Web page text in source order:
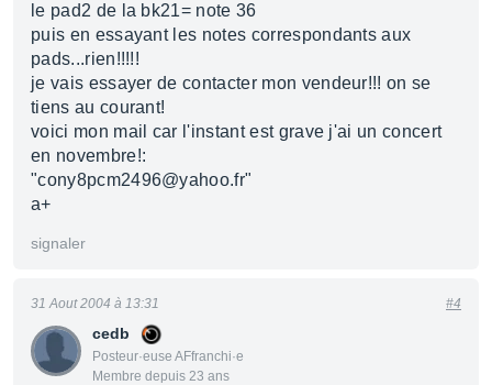
le pad2 de la bk21= note 36
puis en essayant les notes correspondants aux
pads...rien!!!!!
je vais essayer de contacter mon vendeur!!! on se
tiens au courant!
voici mon mail car l'instant est grave j'ai un concert
en novembre!:
"cony8pcm2496@yahoo.fr"
a+
signaler
cedb
Posteur·euse AFfranchi·e
Membre depuis 23 ans
31 Aout 2004 à 13:31 #4